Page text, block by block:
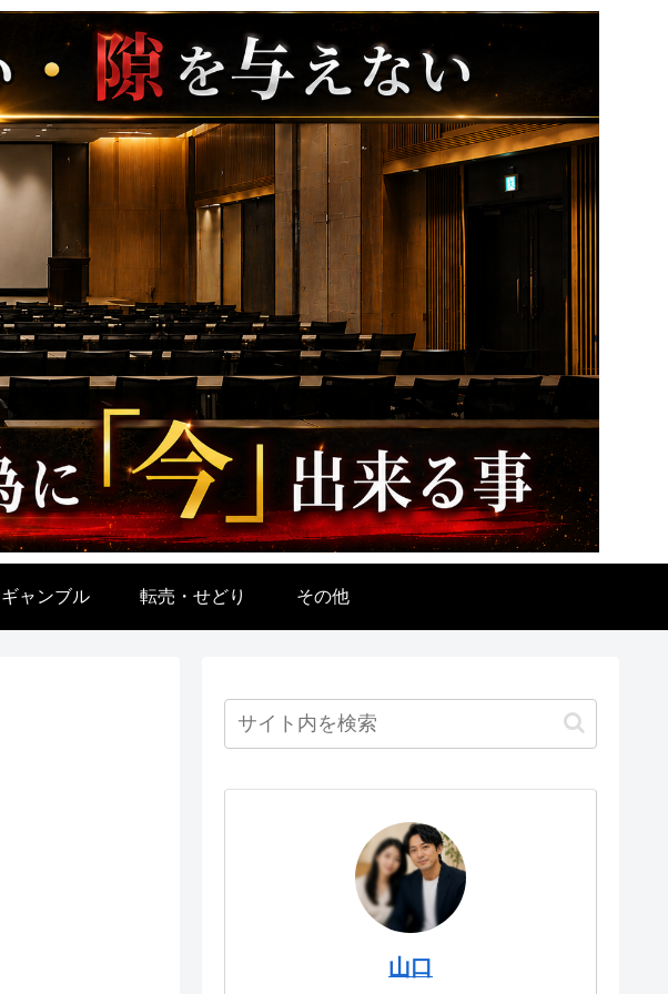
ギャンブル 転売・せどり その他
山口